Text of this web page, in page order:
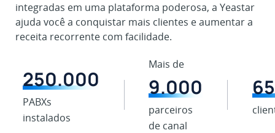
integradas em uma plataforma poderosa, a Yeastar
ajuda você a conquistar mais clientes e aumentar a
receita recorrente com facilidade.
250.000
PABXs
instalados
Mais de
9.000
parceiros
de canal